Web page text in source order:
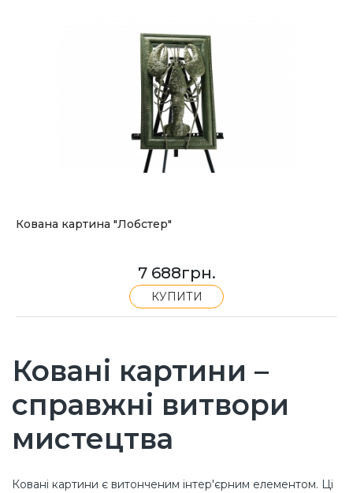
Кована картина "Лобстер"
7 688грн.
КУПИТИ
Ковані картини –
справжні витвори
мистецтва
Ковані картини є витонченим інтер'єрним елементом. Ці